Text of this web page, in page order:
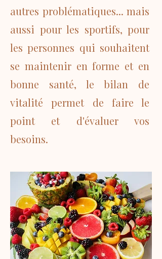
autres problématiques... mais
aussi pour les sportifs, pour
les personnes qui souhaitent
se maintenir en forme et en
bonne santé, le bilan de
vitalité permet de faire le
point et d'évaluer vos
besoins.